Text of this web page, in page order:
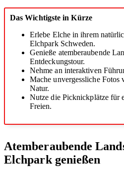
Das Wichtigste in Kürze
Erlebe Elche in ihrem
Elchpark Schweden.
Genieße atemberaubende
Entdeckungstour.
Nehme an interaktiven
Mache unvergessliche
Natur.
Nutze die Picknickplätze für
Freien.
Atemberaubende
Elchpark genießen